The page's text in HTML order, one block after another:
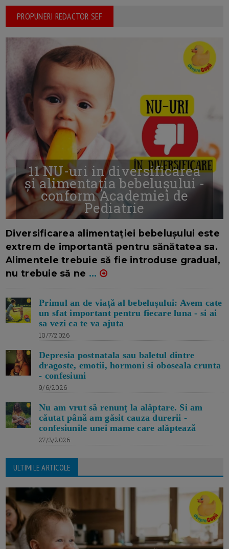
PROPUNERI REDACTOR SEF
11 NU-uri in diversificarea
și alimentația bebelușului -
conform Academiei de
Pediatrie
Diversificarea alimentației bebelușului este
extrem de importantă pentru sănătatea sa.
Alimentele trebuie să fie introduse gradual,
nu trebuie să ne ...
Primul an de viață al bebelușului: Avem cate
un sfat important pentru fiecare luna - si ai
sa vezi ca te va ajuta
10/7/2026
Depresia postnatala sau baletul dintre
dragoste, emotii, hormoni si oboseala crunta
- confesiuni
9/6/2026
Nu am vrut să renunț la alăptare. Si am
căutat până am găsit cauza durerii -
confesiunile unei mame care alăptează
27/3/2026
ULTIMILE ARTICOLE